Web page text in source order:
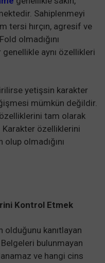
Sahiplenmeyi
tersi hırçın, agresif ve
olmadığını
aynı özellikleri
yetişsin karakter
mümkün değildir.
tam olarak
özelliklerini
olmadığını
Kontrol Etmek
kanıtlayan
bulunmayan
ve hangi cins